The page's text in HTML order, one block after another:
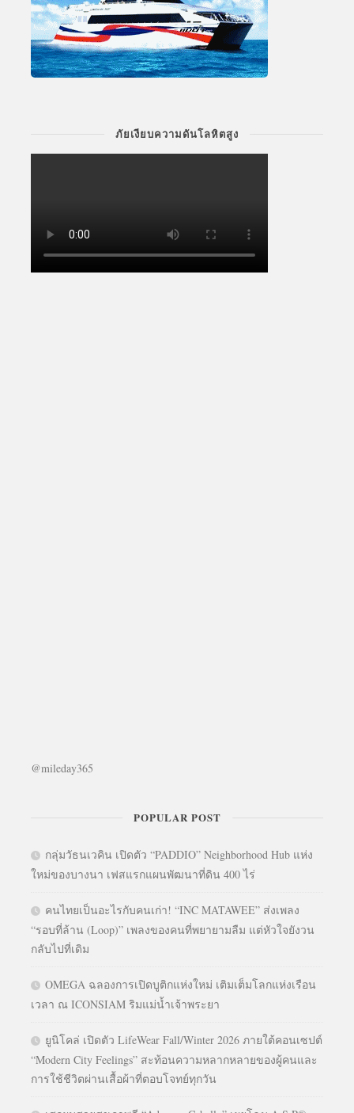
ภัยเงียบความดันโลหิตสูง
@mileday365
POPULAR POST
กลุ่มวัธนเวคิน เปิดตัว “PADDIO” Neighborhood Hub แห่ง
ใหม่ของบางนา เฟสแรกแผนพัฒนาที่ดิน 400 ไร่
คนไทยเป็นอะไรกับคนเก่า! “INC MATAWEE” ส่งเพลง
“รอบที่ล้าน (Loop)” เพลงของคนที่พยายามลืม แต่หัวใจยังวน
กลับไปที่เดิม
OMEGA ฉลองการเปิดบูติกแห่งใหม่ เติมเต็มโลกแห่งเรือน
เวลา ณ ICONSIAM ริมแม่น้ำเจ้าพระยา
ยูนิโคล่ เปิดตัว LifeWear Fall/Winter 2026 ภายใต้คอนเซปต์
“Modern City Feelings” สะท้อนความหลากหลายของผู้คนและ
การใช้ชีวิตผ่านเสื้อผ้าที่ตอบโจทย์ทุกวัน